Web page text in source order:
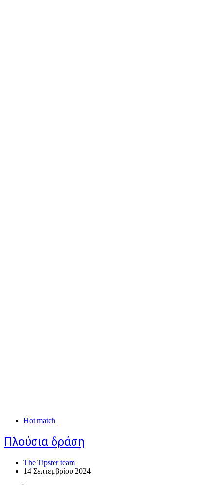
Hot match
Πλούσια δράση
The Tipster team
14 Σεπτεμβρίου 2024